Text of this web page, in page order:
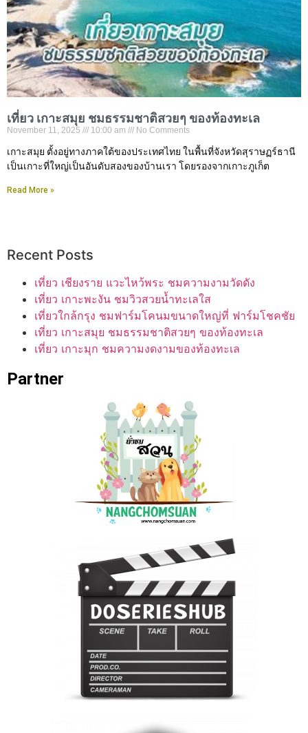
เที่ยว เกาะสมุย ชมธรรมชาติสวยๆ ของท้องทะเล
November 11, 2025 10:00 am No Comments
เกาะสมุย ตั้งอยู่ทางภาคใต้ของประเทศไทย ในพื้นที่จังหวัดสุราษฏร์ธานี
เป็นเกาะที่ใหญ่เป็นอันดับสองของบ้านเรา โดยรองจากเกาะภูเก็ต
Read More »
Recent Posts
เที่ยว เชียงราย แวะไหว้พระ ชมความงามวัดดัง
เที่ยว เกาะพะงัน ชมวิวสวยน้ำทะเลใส
เที่ยวใกล้กรุง ชมฟาร์มโคนมขนาดใหญ่ที่ ฟาร์มโชคชัย
เที่ยว เกาะสมุย ชมธรรมชาติสวยๆ ของท้องทะเล
เที่ยว เกาะมุก ชมความงดงามของท้องทะเล
Partner